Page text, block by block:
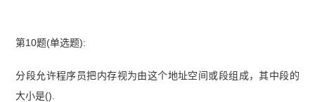
第10题(单选题):
分段允许程序员把内存视为由这个地址空间或段组成，其中段的
大小是().